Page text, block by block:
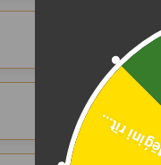
Mēģini